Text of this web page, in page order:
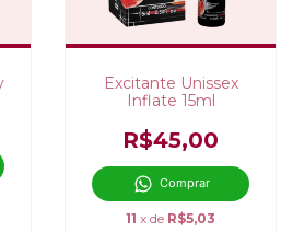
Excitante Unissex
Inflate 15ml
R$45,00
Comprar
11 x de R$5,03